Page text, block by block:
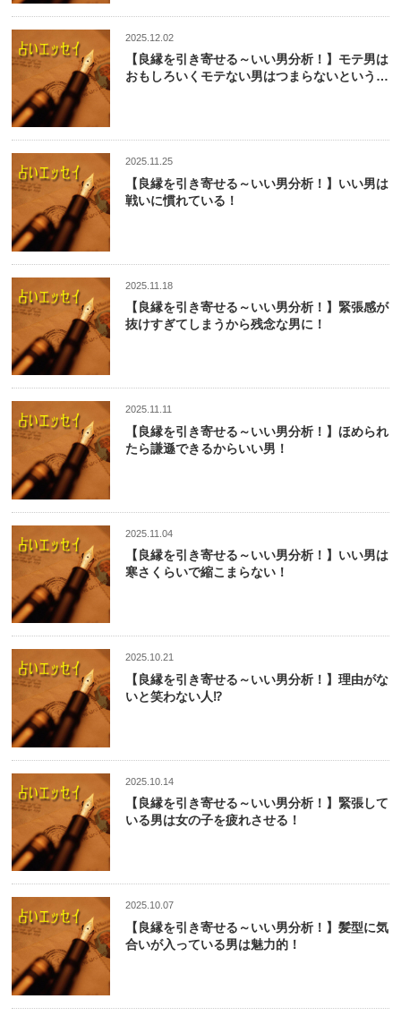
2025.12.02
【良縁を引き寄せる～いい男分析！】モテ男は
おもしろいくモテない男はつまらないという現
2025.11.25
【良縁を引き寄せる～いい男分析！】いい男は
戦いに慣れている！
2025.11.18
【良縁を引き寄せる～いい男分析！】緊張感が
抜けすぎてしまうから残念な男に！
2025.11.11
【良縁を引き寄せる～いい男分析！】ほめられ
たら謙遜できるからいい男！
2025.11.04
【良縁を引き寄せる～いい男分析！】いい男は
寒さくらいで縮こまらない！
2025.10.21
【良縁を引き寄せる～いい男分析！】理由がな
いと笑わない人⁉
2025.10.14
【良縁を引き寄せる～いい男分析！】緊張して
いる男は女の子を疲れさせる！
2025.10.07
【良縁を引き寄せる～いい男分析！】髪型に気
合いが入っている男は魅力的！